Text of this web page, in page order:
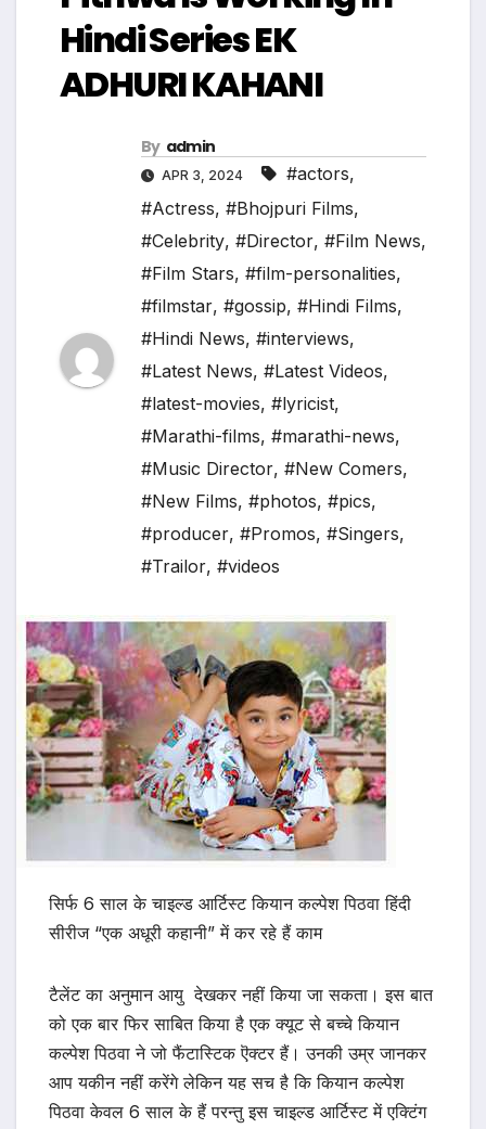
Hindi Series EK
ADHURI KAHANI
By admin
APR 3, 2024 #actors,
#Actress, #Bhojpuri Films,
#Celebrity, #Director, #Film News,
#Film Stars, #film-personalities,
#filmstar, #gossip, #Hindi Films,
#Hindi News, #interviews,
#Latest News, #Latest Videos,
#latest-movies, #lyricist,
#Marathi-films, #marathi-news,
#Music Director, #New Comers,
#New Films, #photos, #pics,
#producer, #Promos, #Singers,
#Trailor, #videos
सिर्फ 6 साल के चाइल्ड आर्टिस्ट कियान कल्पेश पिठवा हिंदी
सीरीज “एक अधूरी कहानी” में कर रहे हैं काम
टैलेंट का अनुमान आयु देखकर नहीं किया जा सकता। इस बात
को एक बार फिर साबित किया है एक क्यूट से बच्चे कियान
कल्पेश पिठवा ने जो फैंटास्टिक ऎक्टर हैं। उनकी उम्र जानकर
आप यकीन नहीं करेंगे लेकिन यह सच है कि कियान कल्पेश
पिठवा केवल 6 साल के हैं परन्तु इस चाइल्ड आर्टिस्ट में एक्टिंग